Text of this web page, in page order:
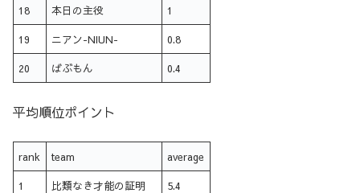
18 本日の主役 1
19 ニアン-NIUN- 0.8
20 ばぶもん 0.4
平均順位ポイント
rank team average
1 比類なき才能の証明 5.4